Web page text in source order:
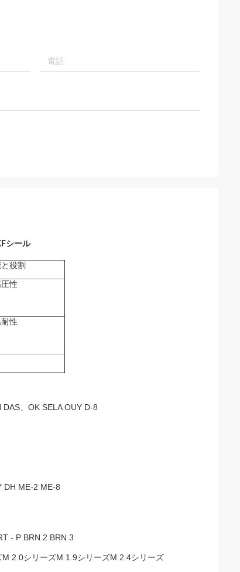
シール
役割
性
性
、OK SELA OUY D-8
DH ME-2 ME-8
- P BRN 2 BRN 3
2.0シリーズM 1.9シリーズM 2.4シリーズ